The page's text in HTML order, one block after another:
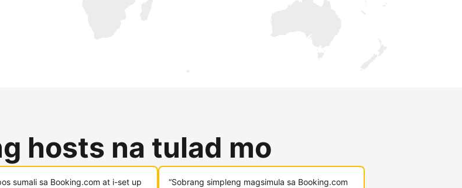
hosts na tulad mo
sumali sa Booking.com at i-set up
“Sobrang simpleng magsimula sa Booking.com